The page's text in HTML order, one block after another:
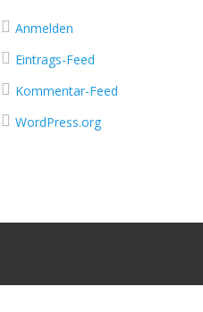
Anmelden
Eintrags-Feed
Kommentar-Feed
WordPress.org